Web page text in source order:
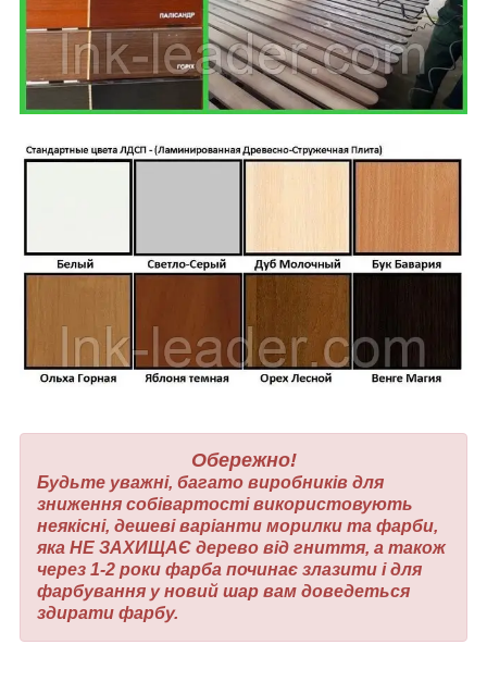
Обережно!
Будьте уважні, багато виробників для
зниження собівартості використовують
неякісні, дешеві варіанти морилки та фарби,
яка НЕ ЗАХИЩАЄ дерево від гниття, а також
через 1-2 роки фарба починає злазити і для
фарбування у новий шар вам доведеться
здирати фарбу.